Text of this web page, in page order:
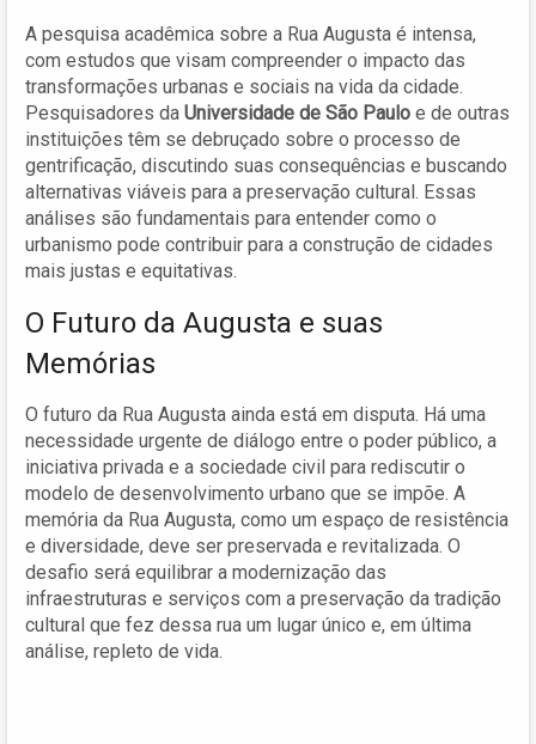
A pesquisa acadêmica sobre a Rua Augusta é intensa,
com estudos que visam compreender o impacto das
transformações urbanas e sociais na vida da cidade.
Pesquisadores da Universidade de São Paulo e de outras
instituições têm se debruçado sobre o processo de
gentrificação, discutindo suas consequências e buscando
alternativas viáveis para a preservação cultural. Essas
análises são fundamentais para entender como o
urbanismo pode contribuir para a construção de cidades
mais justas e equitativas.
O Futuro da Augusta e suas
Memórias
O futuro da Rua Augusta ainda está em disputa. Há uma
necessidade urgente de diálogo entre o poder público, a
iniciativa privada e a sociedade civil para rediscutir o
modelo de desenvolvimento urbano que se impõe. A
memória da Rua Augusta, como um espaço de resistência
e diversidade, deve ser preservada e revitalizada. O
desafio será equilibrar a modernização das
infraestruturas e serviços com a preservação da tradição
cultural que fez dessa rua um lugar único e, em última
análise, repleto de vida.